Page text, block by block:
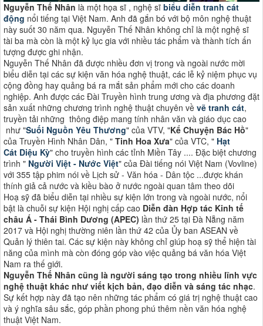
Nguyễn Thế Nhân là một họa sĩ , nghệ sĩ biểu diễn tranh cát
động nổi tiếng tại Việt Nam. Anh đã gắn bó với bộ môn nghệ thuật
này suốt 30 năm qua. Nguyễn Thế Nhân không chỉ là một nghệ sĩ
tài ba mà còn là một kỷ lục gia với nhiều tác phẩm và thành tích ấn
tượng được ghi nhận.
Nguyễn Thế Nhân đã được nhiều đơn vị trong và ngoài nước mời
biểu diễn tại các sự kiện văn hóa nghệ thuật, các lễ kỷ niệm phục vụ
cộng đồng hay quảng bá ra mắt sản phẩm mới cho các doanh
nghiệp. Anh được các Đài Truyền hình trung ương và địa phương đặt
sản xuất những chương trình nghệ thuật chuyên về vẽ tranh cát,
truyền tải những thông điệp mang tính nhân văn và giáo dục cao
như "Suối Nguồn Yêu Thương" của VTV, "Kể Chuyện Bác Hồ"
của Truyền Hình Nhân Dân, " Tinh Hoa Xưa" của VTC, " Hạt
Cát Diệu Kỳ" cho truyền hình các tỉnh Miền Tây .... Đặc biệt chương
trình " Người Việt - Nước Việt" của Đài tiếng nói Việt Nam (Vovline)
với 355 tập phim nói về Lịch sử - Văn hóa - Dân tộc ...được khán
thính giả cả nước và kiều bào ở nước ngoài quan tâm theo dõi
Hoạ sỹ đã biểu diễn tại nhiều sự kiện lớn trong và ngoài nước, nổi
bật là chuỗi sự kiện Hội nghị cấp cao Diễn đàn Hợp tác Kinh tế
châu Á - Thái Bình Dương (APEC) lần thứ 25 tại Đà Nẵng năm
2017 và Hội nghị thường niên lần thứ 42 của Ủy ban ASEAN về
Quản lý thiên tai. Các sự kiện này không chỉ giúp hoạ sỹ thể hiện tài
năng của mình mà còn đóng góp vào việc quảng bá văn hóa Việt
Nam ra thế giới​​.
Nguyễn Thế Nhân cũng là người sáng tạo trong nhiều lĩnh vực
nghệ thuật khác như viết kịch bản, đạo diễn và sáng tác nhạc.
Sự kết hợp này đã tạo nên những tác phẩm có giá trị nghệ thuật cao
và ý nghĩa sâu sắc, góp phần phong phú thêm nền văn hóa nghệ
thuật Việt Nam​​.